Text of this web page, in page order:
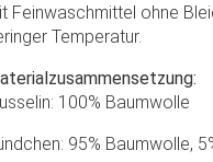
Feinwaschmittel ohne
Temperatur.
100% Baumwolle
95% Baumwolle,